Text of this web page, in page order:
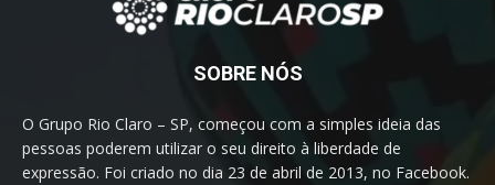
SOBRE NÓS
O Grupo Rio Claro – SP, começou com a simples ideia das
pessoas poderem utilizar o seu direito à liberdade de
expressão. Foi criado no dia 23 de abril de 2013, no Facebook.